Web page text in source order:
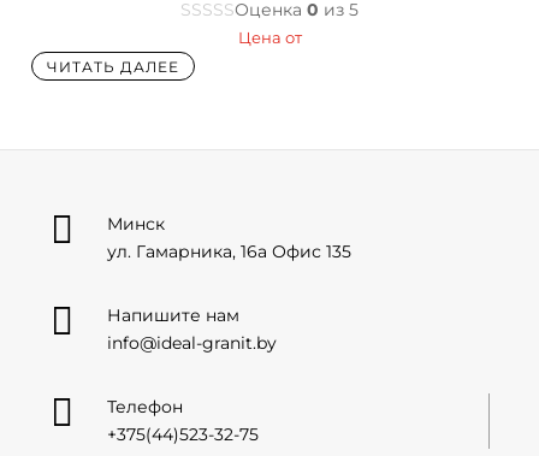
Оценка 0 из 5
Цена от
ЧИТАТЬ ДАЛЕЕ

Минск
ул. Гамарника, 16а Офис 135

Напишите нам
info@ideal-granit.by

Телефон
+375(44)523-32-75